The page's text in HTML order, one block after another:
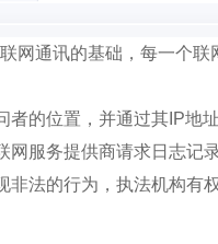
网通讯的基础，每一个
者的位置，并通过其IP地
网服务提供商请求日志记
非法的行为，执法机构有